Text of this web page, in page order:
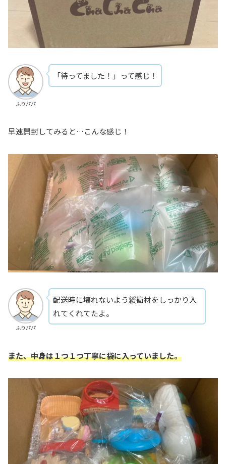
ふりパパ
「待ってました！」って感じ！
早速開封してみると…こんな感じ！
ふりパパ
配送時に壊れないよう緩衝材をしっかり入
れてくれてたよ。
また、中身は１つ１つ丁寧に袋に入っていました。